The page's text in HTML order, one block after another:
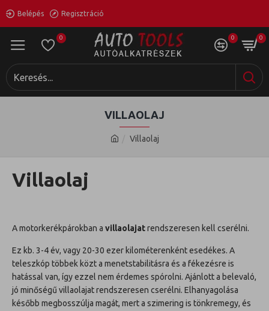
Belépés Regisztráció
0 0 0
Villaolaj
VILLAOLAJ
Villaolaj
A motorkerékpárokban a villaolajatrendszeresen kell cserélni.
Ez kb. 3-4 év, vagy 20-30 ezer kilométerenként esedékes. A
teleszkóp többek közt a menetstabilitásra és a fékezésre is
hatással van, így ezzel nem érdemes spórolni. Ajánlott a belevaló,
jó minőségű villaolajat rendszeresen cserélni. Elhanyagolása
később megbosszúlja magát, mert a szimering is tönkremegy, és